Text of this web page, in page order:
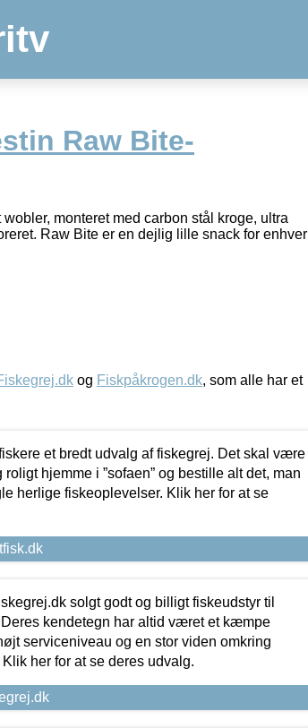
Raw Bite-
monteret med carbon stål kroge, ultra
Raw Bite er en dejlig lille snack for enhver
og Fiskpåkrogen.dk, som alle har et
et bredt udvalg af fiskegrej. Det skal være
hjemme i ”sofaen” og bestille alt det, man
herlige fiskeoplevelser. Klik her for at se
solgt godt og billigt fiskeudstyr til
kendetegn har altid været et kæmpe
serviceniveau og en stor viden omkring
her for at se deres udvalg.